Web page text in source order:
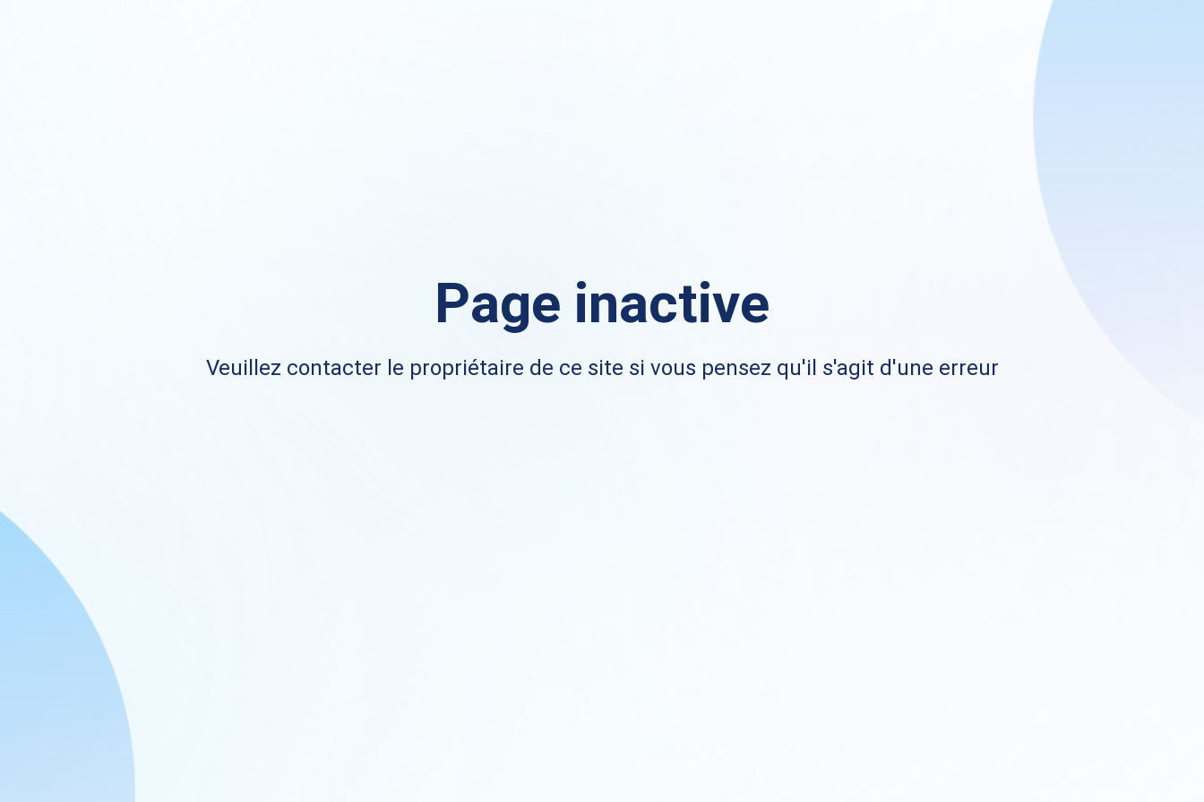
Page inactive
Veuillez contacter le propriétaire de ce site si vous pensez qu'il s'agit d'une erreur